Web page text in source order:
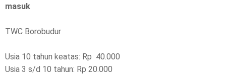
masuk
TWC Borobudur
Usia 10 tahun keatas: Rp 40.000
Usia 3 s/d 10 tahun: Rp 20.000